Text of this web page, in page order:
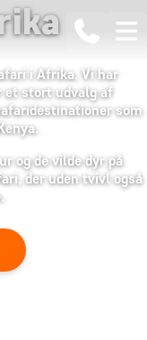
i Afrika. Vi har
et stort udvalg af
som
og de vilde dyr på
der uden tvivl også